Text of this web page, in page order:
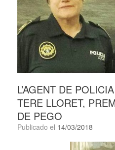
L’AGENT DE
TERE LLORET,
DE PEGO
Publicado el 14/03/2018